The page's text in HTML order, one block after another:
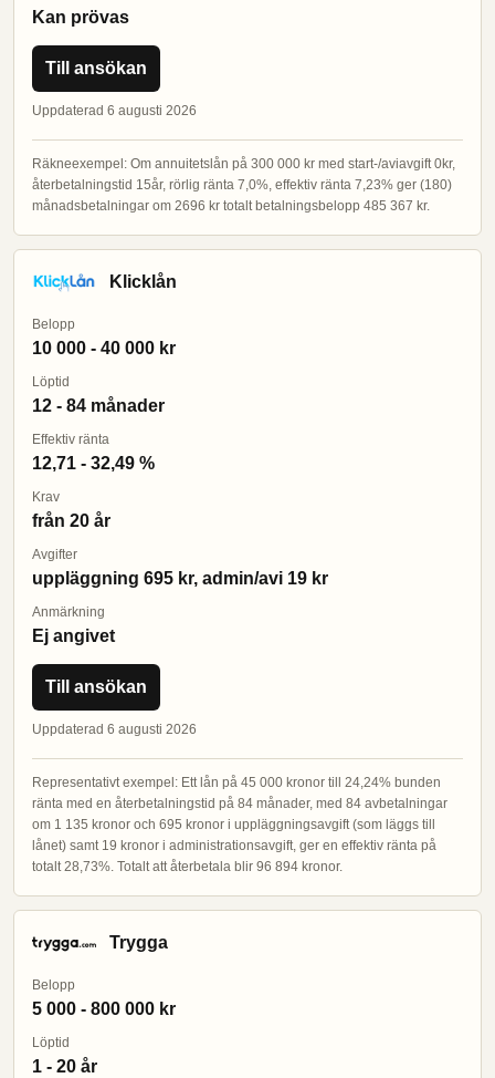
Kan prövas
Till ansökan
Uppdaterad 6 augusti 2026
Räkneexempel: Om annuitetslån på 300 000 kr med start-/aviavgift 0kr,
återbetalningstid 15år, rörlig ränta 7,0%, effektiv ränta 7,23% ger (180)
månadsbetalningar om 2696 kr totalt betalningsbelopp 485 367 kr.
Klicklån
Belopp
10 000 - 40 000 kr
Löptid
12 - 84 månader
Effektiv ränta
12,71 - 32,49 %
Krav
från 20 år
Avgifter
uppläggning 695 kr, admin/avi 19 kr
Anmärkning
Ej angivet
Till ansökan
Uppdaterad 6 augusti 2026
Representativt exempel: Ett lån på 45 000 kronor till 24,24% bunden
ränta med en återbetalningstid på 84 månader, med 84 avbetalningar
om 1 135 kronor och 695 kronor i uppläggningsavgift (som läggs till
lånet) samt 19 kronor i administrationsavgift, ger en effektiv ränta på
totalt 28,73%. Totalt att återbetala blir 96 894 kronor.
Trygga
Belopp
5 000 - 800 000 kr
Löptid
1 - 20 år